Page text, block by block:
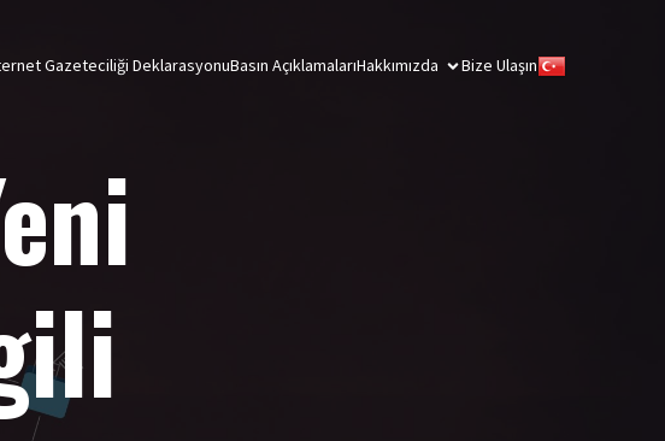
Gazeteciliği DeklarasyonuBasın AçıklamalarıHakkımızda Bize Ulaşın